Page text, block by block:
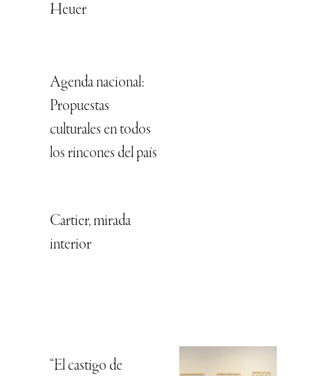
Heuer
Agenda nacional:
Propuestas
culturales en todos
los rincones del país
Cartier, mirada
interior
“El castigo de